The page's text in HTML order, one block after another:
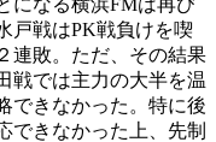
戸戦はPK戦負けを喫
連敗。ただ、その結果
戦では主力の大半を温
できなかった。特に後
できなかった上、先制